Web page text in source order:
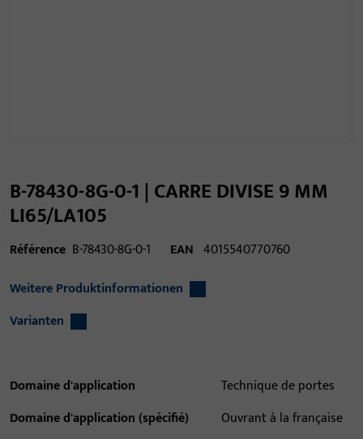
B-78430-8G-0-1 | CARRE DIVISE 9 MM
LI65/LA105
Référence B-78430-8G-0-1 EAN 4015540770760
Weitere Produktinformationen
Varianten
Domaine d'application
Technique de portes
Domaine d'application (spécifié)
Ouvrant à la française